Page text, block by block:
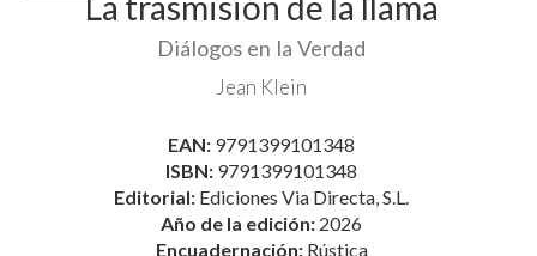
Diálogos en la Verdad
Jean Klein
ISBN:9791399101348
Editorial:Ediciones Via Directa, S.L.
Año de la edición:2026
Encuadernación:Rústica
Medidas:153 X 228 mm.